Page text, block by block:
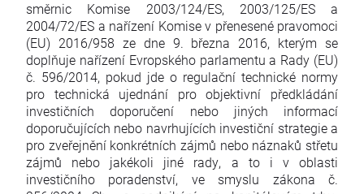
směrnic Komise 2003/124/ES, 2003/125/ES a
2004/72/ES a nařízení Komise v přenesené pravomoci
(EU) 2016/958 ze dne 9. března 2016, kterým se
doplňuje nařízení Evropského parlamentu a Rady (EU)
č. 596/2014, pokud jde o regulační technické normy
pro technická ujednání pro objektivní předkládání
investičních doporučení nebo jiných informací
doporučujících nebo navrhujících investiční strategie a
pro zveřejnění konkrétních zájmů nebo náznaků střetu
zájmů nebo jakékoli jiné rady, a to i v oblasti
investičního poradenství, ve smyslu zákona č.